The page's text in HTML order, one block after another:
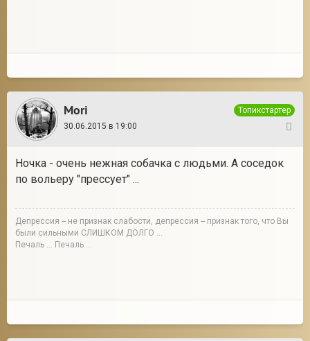
Mori
Топикстартер
30.06.2015 в 19:00
Ночка - очень нежная собачка с людьми. А соседок
по вольеру "прессует" ...
Депрессия -- не признак слабости, депрессия -- признак того, что Вы
были сильными СЛИШКОМ ДОЛГО ...
Печаль ... Печаль ...